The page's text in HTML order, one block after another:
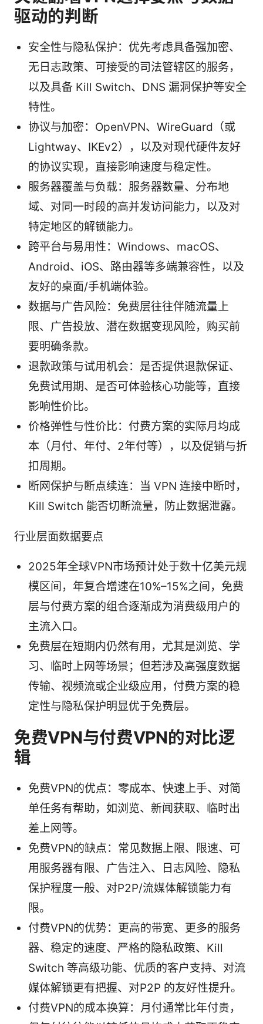
驱动的判断
安全性与隐私保护：优先考虑具备强加密、
无日志政策、可接受的司法管辖区的服务，
以及具备 Kill Switch、DNS 漏洞保护等安全
特性。
协议与加密：OpenVPN、WireGuard（或
Lightway、IKEv2），以及对现代硬件友好
的协议实现，直接影响速度与稳定性。
服务器覆盖与负载：服务器数量、分布地
域、对同一时段的高并发访问能力，以及对
特定地区的解锁能力。
跨平台与易用性：Windows、macOS、
Android、iOS、路由器等多端兼容性，以及
友好的桌面/手机端体验。
数据与广告风险：免费层往往伴随流量上
限、广告投放、潜在数据变现风险，购买前
要明确条款。
退款政策与试用机会：是否提供退款保证、
免费试用期、是否可体验核心功能等，直接
影响性价比。
价格弹性与性价比：付费方案的实际月均成
本（月付、年付、2年付等），以及促销与折
扣周期。
断网保护与断点续连：当 VPN 连接中断时，
Kill Switch 能否切断流量，防止数据泄露。
行业层面数据要点
2025年全球VPN市场预计处于数十亿美元规
模区间，年复合增速在10%–15%之间，免费
层与付费方案的组合逐渐成为消费级用户的
主流入口。
免费层在短期内仍然有用，尤其是浏览、学
习、临时上网等场景；但若涉及高强度数据
传输、视频流或企业级应用，付费方案的稳
定性与隐私保护明显优于免费层。
免费VPN与付费VPN的对比逻
辑
免费VPN的优点：零成本、快速上手、对简
单任务有帮助，如浏览、新闻获取、临时出
差上网等。
免费VPN的缺点：常见数据上限、限速、可
用服务器有限、广告注入、日志风险、隐私
保护程度一般、对P2P/流媒体解锁能力有
限。
付费VPN的优势：更高的带宽、更多的服务
器、稳定的速度、严格的隐私政策、Kill
Switch 等高级功能、优质的客户支持、对流
媒体解锁更有把握、对P2P 的友好性提升。
付费VPN的成本换算：月付通常比年付贵，